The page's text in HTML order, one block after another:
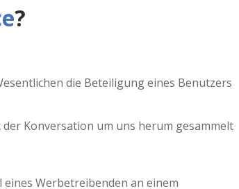
?
die Beteiligung eines Benutzers
Konversation um uns herum gesammelt
Werbetreibenden an einem